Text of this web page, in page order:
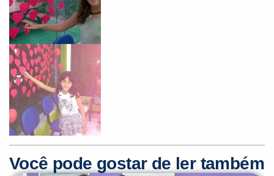
Você pode gostar de ler também